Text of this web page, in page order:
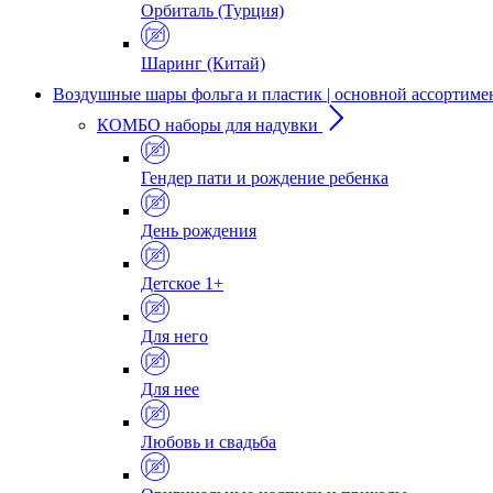
Орбиталь (Турция)
Шаринг (Китай)
Воздушные шары фольга и пластик | основной
КОМБО наборы для надувки
Гендер пати и рождение ребенка
День рождения
Детское 1+
Для него
Для нее
Любовь и свадьба